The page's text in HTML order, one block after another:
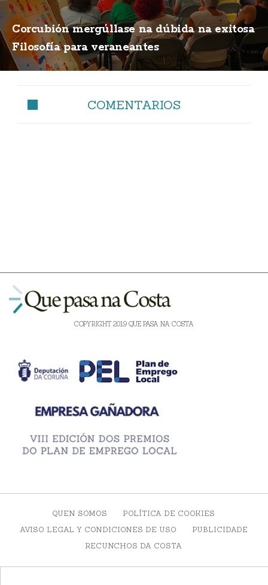
Corcubión mergúllase na dúbida na exitosa
Filosofía para veraneantes
COMENTARIOS
COPYRIGHT 2019 QUE PASA NA COSTA
QUEN SOMOS
POLÍTICA DE COOKIES
AVISO LEGAL Y CONDICIONES DE USO
PUBLICIDADE
RECUNCHOS DA COSTA